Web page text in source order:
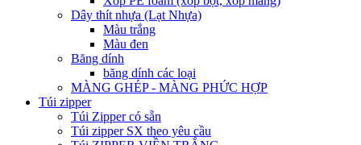
Dây thít nhựa (Lạt Nhựa)
Màu trắng
Màu đen
Băng dính
băng dính các loại
MÀNG GHÉP - MÀNG PHỨC HỢP
Túi zipper
Túi Zipper có sẵn
Túi zipper SX theo yêu cầu